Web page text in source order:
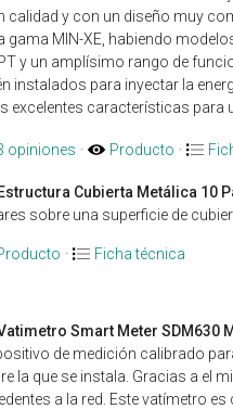
calidad y con un diseño muy
gama MIN-XE, habiendo
y un amplísimo rango de
instalados para inyectar la
excelentes características
opiniones · Producto ·
Cubierta Metálica 10
sobre una superficie de
· Ficha técnica
Smart Meter SDM630
de medición calibrado
la que se instala. Gracias a el
a la red. Este vatímetro